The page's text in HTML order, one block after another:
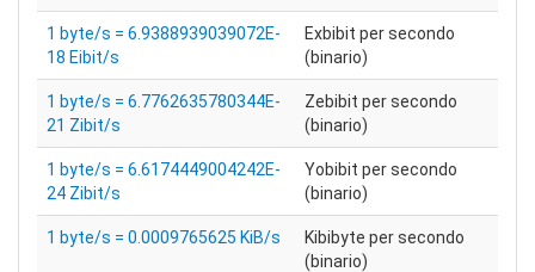
1 byte/s = 6.9388939039072E-
18 Eibit/s
Exbibit per secondo
(binario)
1 byte/s = 6.7762635780344E-
21 Zibit/s
Zebibit per secondo
(binario)
1 byte/s = 6.6174449004242E-
24 Zibit/s
Yobibit per secondo
(binario)
1 byte/s = 0.0009765625 KiB/s
Kibibyte per secondo
(binario)